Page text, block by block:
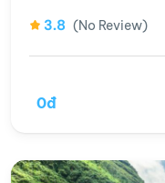
3.8 (No Review)
0đ